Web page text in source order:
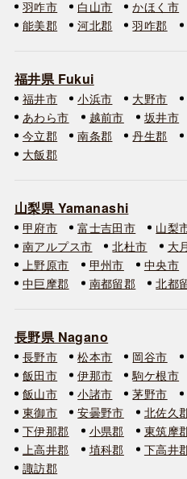
羽咋市 白山市 かほく市
能美郡
河北郡 羽咋郡
福井県 Fukui
福井市 小浜市 大野市
あわら市
越前市 坂井市
今立郡
南条郡 丹生郡
大飯郡
山梨県 Yamanashi
甲府市 富士吉田市 山梨
南アルプス市
北杜市 大
上野原市
甲州市 中央市
中巨摩郡
南都留郡 北都
長野県 Nagano
長野市 松本市 岡谷市
飯田市
伊那市 駒ケ根市
飯山市
小諸市 茅野市
東御市
安曇野市 北佐久
下伊那郡
小県郡 東筑摩
上高井郡
埴科郡 下高井
諏訪郡